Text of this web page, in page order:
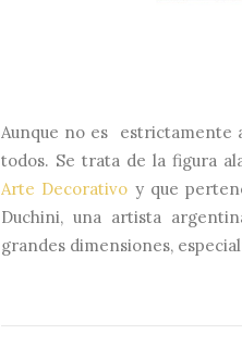
Aunque no es
estrictamente
todos. Se trata de la figura
Arte Decorativo y que
Duchini, una artista
grandes dimensiones,